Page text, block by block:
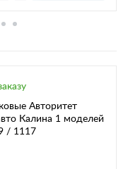
Авторитет
Калина 1 моделей
/ 1117